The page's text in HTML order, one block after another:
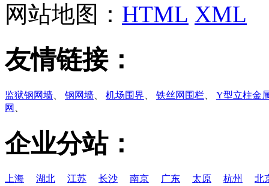
网站地图： HTML XML
友情链接：
监狱钢网墙 钢网墙 机场围界 铁丝网围栏
Y型立柱金
网
企业分站：
上海 湖北 江苏 长沙 南京 广东 太原 杭州 北